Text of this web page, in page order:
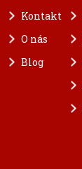
Kontakt
O nás
Blog